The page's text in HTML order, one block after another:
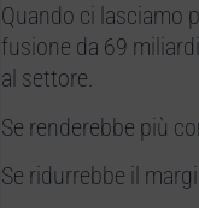
Quando ci lasciamo
fusione da 69
al settore.
Se renderebbe più
Se ridurrebbe il